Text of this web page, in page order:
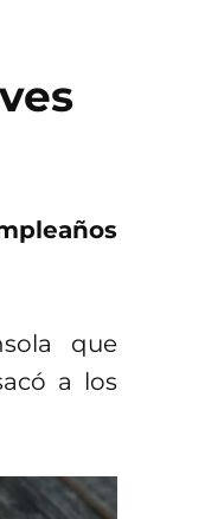
que
a los